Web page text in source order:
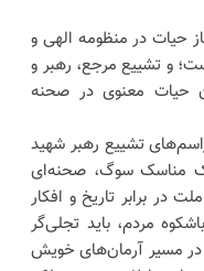
حیات در منظومه الهی و
و تشییع مرجع، رهبر و
حیات معنوی در صحنه
تشییع رهبر شهید
مناسک سوگ، صحنه‌ای
در برابر تاریخ و افکار
مردم، باید تجلی‌گر
در مسیر آرمان‌های خویش